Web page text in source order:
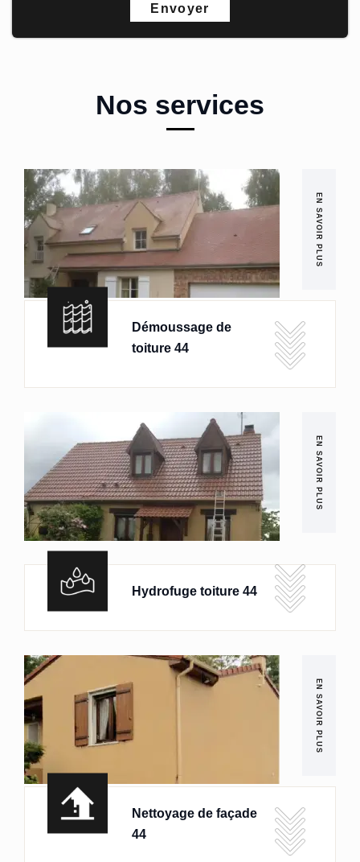
Nos services
EN SAVOIR PLUS
Démoussage de
toiture 44
EN SAVOIR PLUS
Hydrofuge toiture 44
EN SAVOIR PLUS
Nettoyage de façade
44